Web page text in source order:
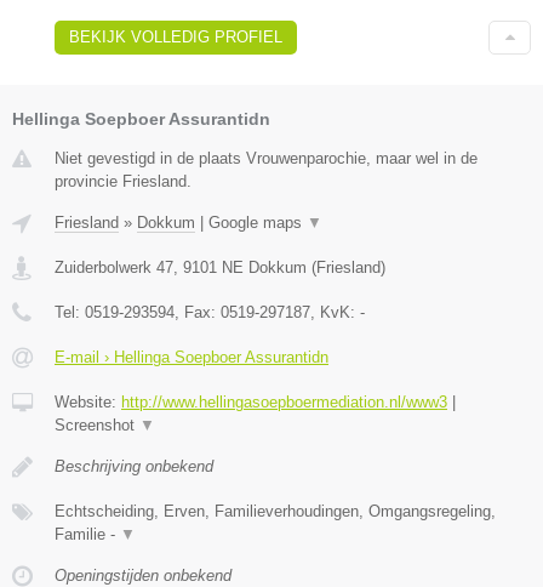
BEKIJK VOLLEDIG PROFIEL
Hellinga Soepboer Assurantidn
Niet gevestigd in de plaats Vrouwenparochie, maar wel in de
provincie Friesland.
Friesland » Dokkum Google maps ▼
Zuiderbolwerk 47, 9101 NE Dokkum (Friesland)
Tel: 0519-293594, Fax: 0519-297187, KvK: -
E-mail › Hellinga Soepboer Assurantidn
Website: http://www.hellingasoepboermediation.nl/www3
Screenshot ▼
Beschrijving onbekend
Echtscheiding, Erven, Familieverhoudingen, Omgangsregeling,
Familie - ▼
Openingstijden onbekend